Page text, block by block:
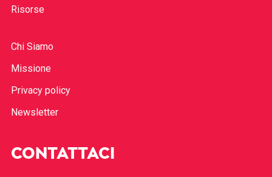
Risorse
Chi Siamo
Missione
Privacy policy
Newsletter
CONTATTACI